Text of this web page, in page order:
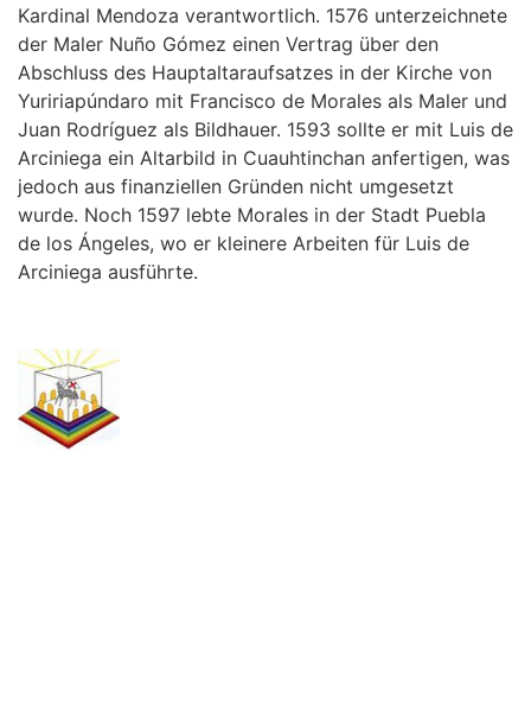
Kardinal Mendoza verantwortlich. 1576 unterzeichnete
der Maler Nuño Gómez einen Vertrag über den
Abschluss des Hauptaltaraufsatzes in der Kirche von
Yuririapúndaro mit Francisco de Morales als Maler und
Juan Rodríguez als Bildhauer. 1593 sollte er mit Luis de
Arciniega ein Altarbild in Cuauhtinchan anfertigen, was
jedoch aus finanziellen Gründen nicht umgesetzt
wurde. Noch 1597 lebte Morales in der Stadt Puebla
de los Ángeles, wo er kleinere Arbeiten für Luis de
Arciniega ausführte.